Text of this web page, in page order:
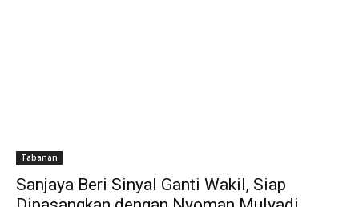
Tabanan
Sanjaya Beri Sinyal Ganti Wakil, Siap